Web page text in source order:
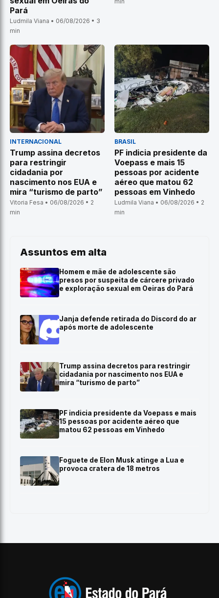
Pará
Ludmila Viana • 06/08/2026 • 3
min
INTERNACIONAL
Trump assina decretos
para restringir
cidadania por
nascimento nos EUA e
mira “turismo de parto”
Vitoria Fesa • 06/08/2026 • 2
min
BRASIL
PF indicia presidente da
Voepass e mais 15
pessoas por acidente
aéreo que matou 62
pessoas em Vinhedo
Ludmila Viana • 06/08/2026 • 2
min
Assuntos em alta
Homem e mãe de adolescente são
presos por suspeita de cárcere privado
e exploração sexual em Oeiras do Pará
Janja defende retirada do Discord do ar
após morte de adolescente
Trump assina decretos para restringir
cidadania por nascimento nos EUA e
mira “turismo de parto”
PF indicia presidente da Voepass e mais
15 pessoas por acidente aéreo que
matou 62 pessoas em Vinhedo
Foguete de Elon Musk atinge a Lua e
provoca cratera de 18 metros